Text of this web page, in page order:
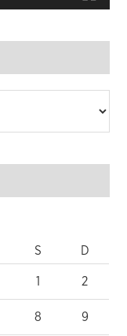
S D
1 2
8 9